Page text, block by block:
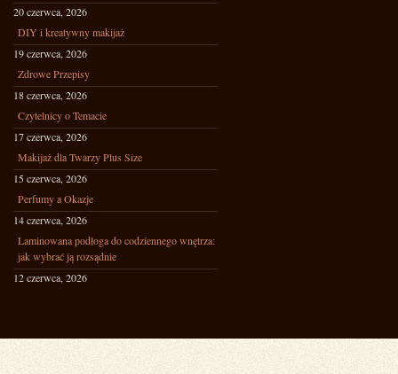
20 czerwca, 2026
DIY i kreatywny makijaż
19 czerwca, 2026
Zdrowe Przepisy
18 czerwca, 2026
Czytelnicy o Temacie
17 czerwca, 2026
Makijaż dla Twarzy Plus Size
15 czerwca, 2026
Perfumy a Okazje
14 czerwca, 2026
Laminowana podłoga do codziennego wnętrza:
jak wybrać ją rozsądnie
12 czerwca, 2026